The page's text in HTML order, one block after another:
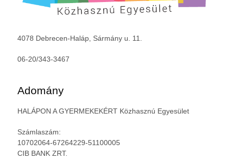
4078 Debrecen-Haláp, Sármány u. 11.
06-20/343-3467
Adomány
HALÁPON A GYERMEKEKÉRT Közhasznú Egyesület
Számlaszám:
10702064-67264229-51100005
CIB BANK ZRT.